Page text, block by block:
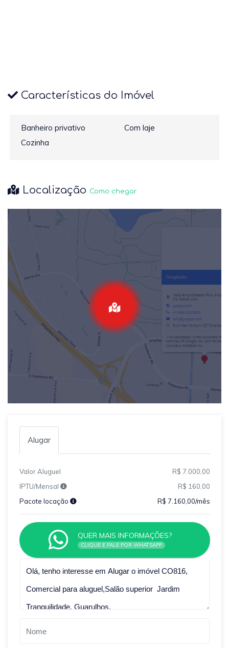
Características do Imóvel
Banheiro privativo
Com laje
Cozinha
Localização Como chegar
Alugar
Valor Aluguel
R$ 7.000,00
IPTU/Mensal
R$ 160,00
Pacote locação
R$ 7.160,00/mês
QUER MAIS INFORMAÇÕES?
CLIQUE E FALE POR WHATSAPP